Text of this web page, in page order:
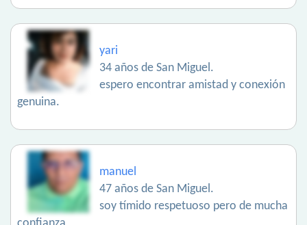
yari
34 años de San Miguel.
espero encontrar amistad y conexión
genuina.
manuel
47 años de San Miguel.
soy tímido respetuoso pero de mucha